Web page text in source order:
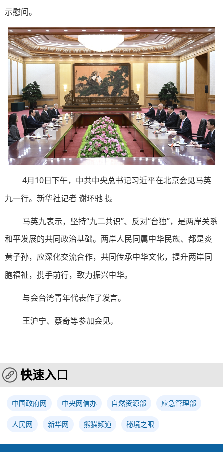
示慰问。
4月10日下午，中共中央总书记习近平在北京会见马英
九一行。新华社记者 谢环驰 摄
马英九表示，坚持“九二共识”、反对“台独”，是两岸关系
和平发展的共同政治基础。两岸人民同属中华民族、都是炎
黄子孙，应深化交流合作，共同传承中华文化，提升两岸同
胞福祉，携手前行，致力振兴中华。
与会台湾青年代表作了发言。
王沪宁、蔡奇等参加会见。
快速入口
中国政府网 中央网信办 自然资源部 应急管理部
人民网 新华网 熊猫频道 秘境之眼